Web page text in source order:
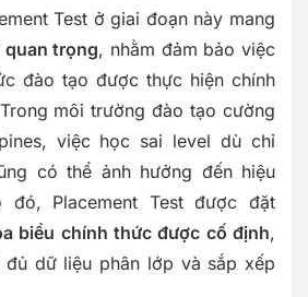
Test ở giai đoạn này mang
trọng, nhằm đảm bảo việc
đào tạo được thực hiện chính
môi trường đào tạo cường
việc học sai level dù chỉ
có thể ảnh hưởng đến hiệu
Placement Test được đặt
biểu chính thức được cố định,
dữ liệu phân lớp và sắp xếp